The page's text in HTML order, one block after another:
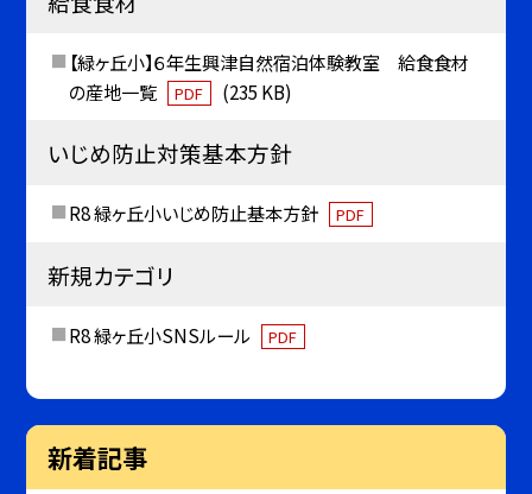
【緑ヶ丘小】６年生興津自然宿泊体験教室 給食食材
の産地一覧
PDF (235 KB)
いじめ防止対策基本方針
R8 緑ヶ丘小いじめ防止基本方針 PDF
新規カテゴリ
R8 緑ヶ丘小SNSルール PDF
新着記事